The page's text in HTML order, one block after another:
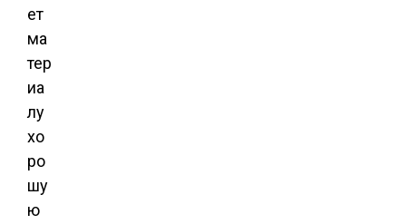
ет
ма
тер
иа
лу
хо
ро
шу
ю